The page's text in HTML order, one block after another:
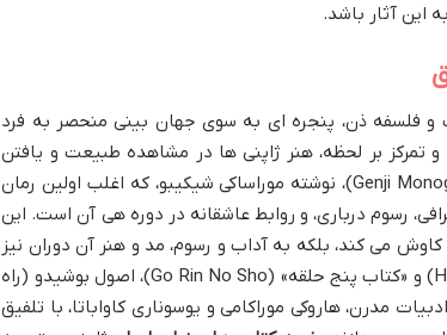
این آثار باشد.
و فلسفه ذن، پنجره ای به سوی جهان بینی منحصر به فرد
تمرکز بر لحظه، هنر ژاپنی ها در مشاهده طبیعت و یافتن
معنا در سادگی را نشان می دهند. «داستان گنجی» (Genji Monogatari)، نوشته موراساکی شیکیبو، که اغلب اولین رمان
رسوم درباری، و روابط عاشقانه در دوره هی آن است. این
می کند، بلکه به آداب و رسوم، مد و هنر آن دوران نیز
می پردازد. متون سامورایی ها، مانند «هاگاکوره» (Hagakure) و «کتاب پنج حلقه» (Go Rin No Sho)، اصول بوشیدو (راه
مدرن، هاروکی موراکامی و یوسوناری کاواباتا، با تلفیق